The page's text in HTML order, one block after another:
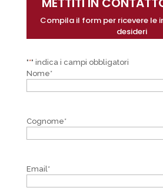
Compila il form per ricevere le
desideri
"*" indica i campi obbligatori
Nome*
Cognome*
Email*